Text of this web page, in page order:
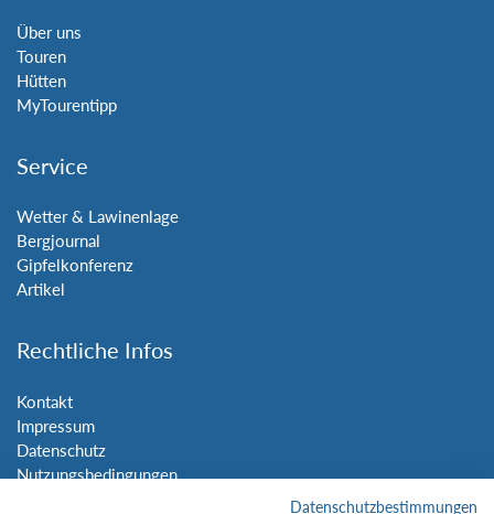
Über uns
Touren
Hütten
MyTourentipp
Service
Wetter & Lawinenlage
Bergjournal
Gipfelkonferenz
Artikel
Rechtliche Infos
Kontakt
Impressum
Datenschutz
Nutzungsbedingungen
Datenschutzbestimmungen